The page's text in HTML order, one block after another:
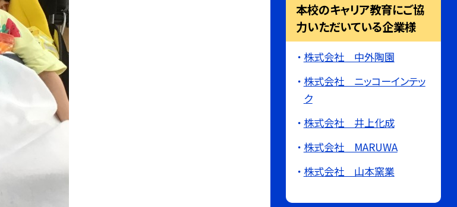
本校のキャリア教育にご協
力いただいている企業様
株式会社 中外陶園
株式会社 ニッコーインテッ
ク
株式会社 井上化成
株式会社 MARUWA
株式会社 山本窯業